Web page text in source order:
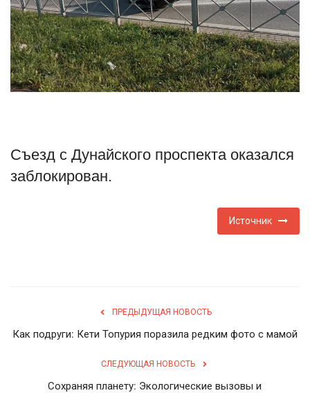
Туризм
Недвижимость
Авто
Образование
English Русский
Съезд с Дунайского проспекта оказался
заблокирован.
Источник
ПРЕДЫДУЩАЯ НОВОСТЬ
Как подруги: Кети Топурия поразила редким фото с мамой
СЛЕДУЮЩАЯ НОВОСТЬ
Сохраняя планету: Экологические вызовы и